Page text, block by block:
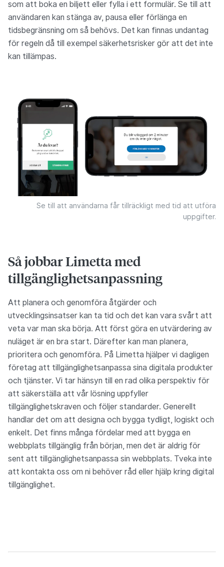
som att boka en biljett eller fylla i ett formulär. Se till att
användaren kan stänga av, pausa eller förlänga en
tidsbegränsning om så behövs. Det kan finnas undantag
för regeln då till exempel säkerhetsrisker gör att det inte
kan tillämpas.
Se till att användarna får tillräckligt med tid att utföra
uppgifter.
Så jobbar Limetta med
tillgänglighetsanpassning
Att planera och genomföra åtgärder och
utvecklingsinsatser kan ta tid och det kan vara svårt att
veta var man ska börja. Att först göra en utvärdering av
nuläget är en bra start. Därefter kan man planera,
prioritera och genomföra. På Limetta hjälper vi dagligen
företag att tillgänglighetsanpassa sina digitala produkter
och tjänster. Vi tar hänsyn till en rad olika perspektiv för
att säkerställa att vår lösning uppfyller
tillgänglighetskraven och följer standarder. Generellt
handlar det om att designa och bygga tydligt, logiskt och
enkelt. Det finns många fördelar med att bygga en
webbplats tillgänglig från början, men det är aldrig för
sent att tillgänglighetsanpassa sin webbplats. Tveka inte
att kontakta oss om ni behöver råd eller hjälp kring digital
tillgänglighet.